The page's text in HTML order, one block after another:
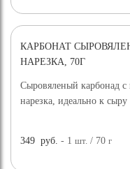
КАРБОНАТ
НАРЕЗКА, 70Г
Сыровяленый карбонад
нарезка, идеально к сыру
349 руб. - 1шт. / 70г